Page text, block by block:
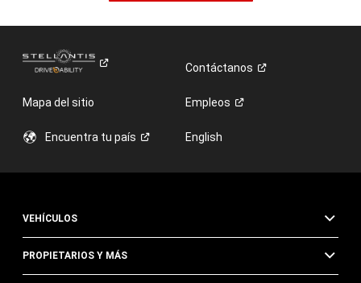
Contáctanos
Mapa del sitio Empleos
Encuentra tu país English
VEHÍCULOS
PROPIETARIOS Y MÁS